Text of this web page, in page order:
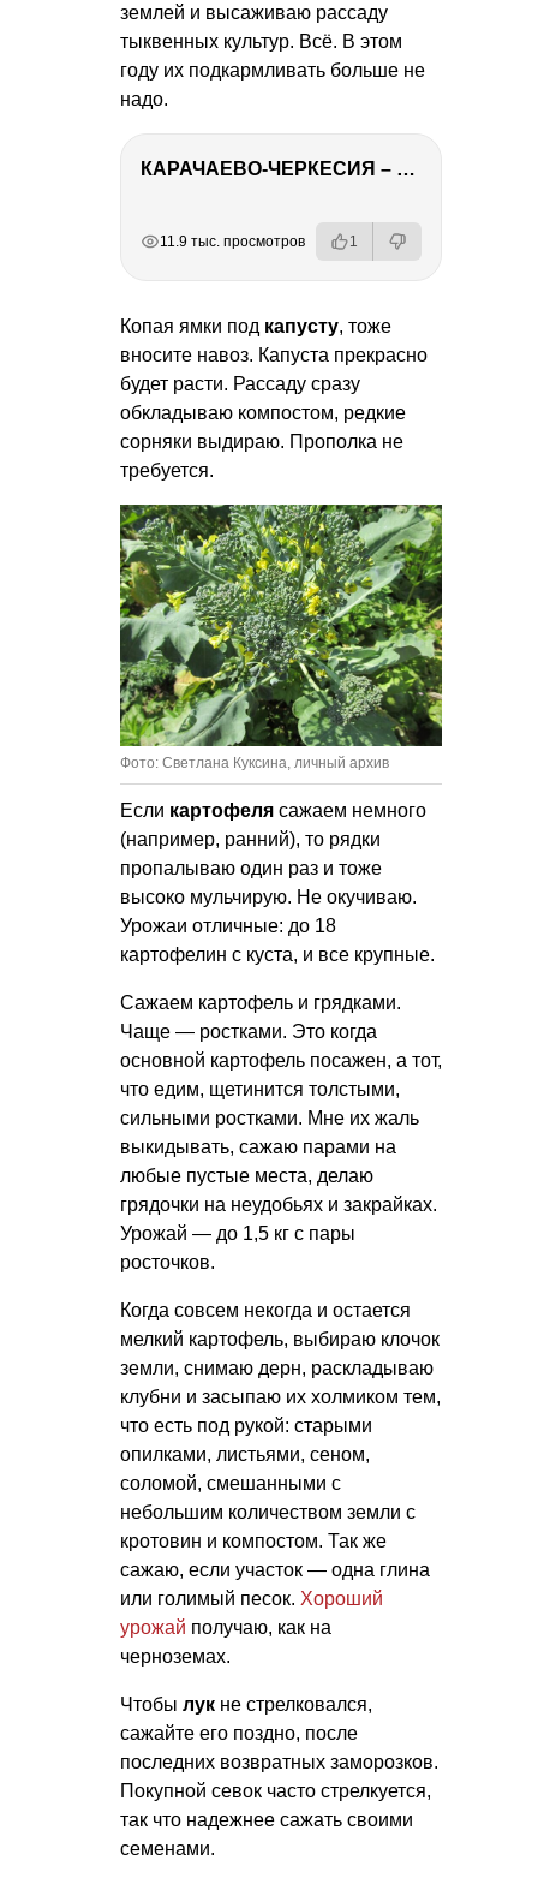
землей и высаживаю рассаду
тыквенных культур. Всё. В этом
году их подкармливать больше не
надо.
КАРАЧАЕВО-ЧЕРКЕСИЯ – ПУТЕШЕСТВИЕ НА КАВКАЗ часть 2
11.9 тыс. просмотров 1
Копая ямки под капусту, тоже
вносите навоз. Капуста прекрасно
будет расти. Рассаду сразу
обкладываю компостом, редкие
сорняки выдираю. Прополка не
требуется.
Фото: Светлана Куксина, личный архив
Если картофеля сажаем немного
(например, ранний), то рядки
пропалываю один раз и тоже
высоко мульчирую. Не окучиваю.
Урожаи отличные: до 18
картофелин с куста, и все крупные.
Сажаем картофель и грядками.
Чаще — ростками. Это когда
основной картофель посажен, а тот,
что едим, щетинится толстыми,
сильными ростками. Мне их жаль
выкидывать, сажаю парами на
любые пустые места, делаю
грядочки на неудобьях и закрайках.
Урожай — до 1,5 кг с пары
росточков.
Когда совсем некогда и остается
мелкий картофель, выбираю клочок
земли, снимаю дерн, раскладываю
клубни и засыпаю их холмиком тем,
что есть под рукой: старыми
опилками, листьями, сеном,
соломой, смешанными с
небольшим количеством земли с
кротовин и компостом. Так же
сажаю, если участок — одна глина
или голимый песок. Хороший
урожай получаю, как на
черноземах.
Чтобы лук не стрелковался,
сажайте его поздно, после
последних возвратных заморозков.
Покупной севок часто стрелкуется,
так что надежнее сажать своими
семенами.